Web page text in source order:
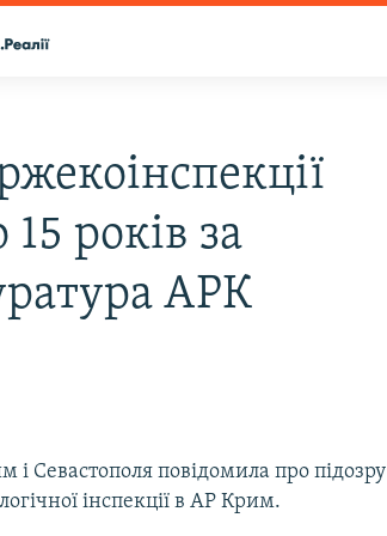
років за
АРК
Севастополя повідомила про підозру
інспекції в АР Крим.